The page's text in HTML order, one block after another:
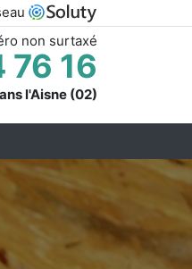
non surtaxé
16
l'Aisne (02)